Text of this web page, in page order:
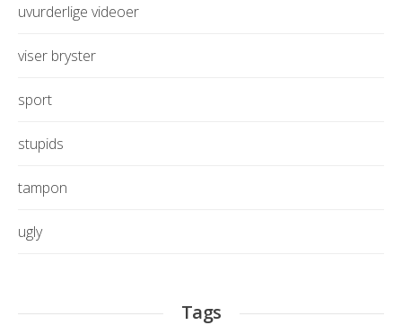
uvurderlige videoer
viser bryster
sport
stupids
tampon
ugly
Tags